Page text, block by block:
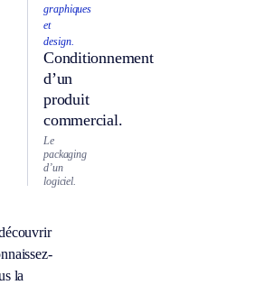
graphiques
et
design.
Conditionnement
d’un
produit
commercial.
Le
packaging
d’un
logiciel.
la